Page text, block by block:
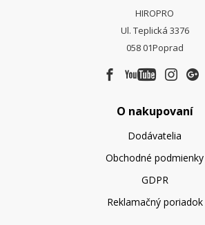
HIROPRO
Ul. Teplická 3376
058 01Poprad
O nakupovaní
Dodávatelia
Obchodné podmienky
GDPR
Reklamačný poriadok